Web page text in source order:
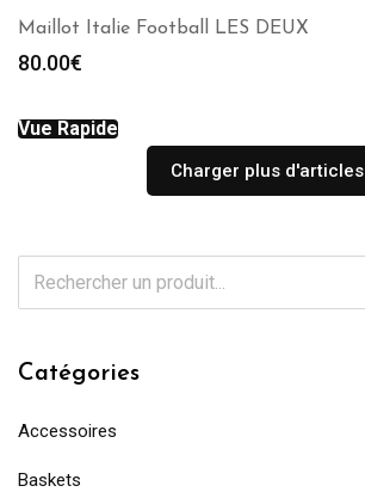
Maillot Italie Football LES DEUX
80.00€
Vue Rapide
Charger plus d'articles
Catégories
Accessoires
Baskets